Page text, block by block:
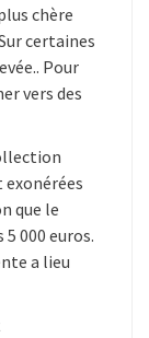
chère
certaines
Pour
vers des
que le
000 euros.
a lieu